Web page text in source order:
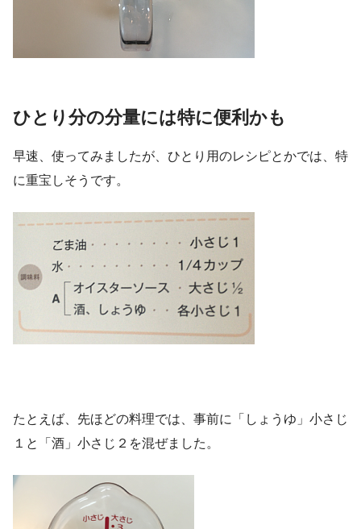
ひとり分の分量には特に便利かも
早速、使ってみましたが、ひとり用のレシピとかでは、特
に重宝しそうです。
たとえば、先ほどの料理では、事前に「しょうゆ」小さじ
１と「酒」小さじ２を混ぜました。